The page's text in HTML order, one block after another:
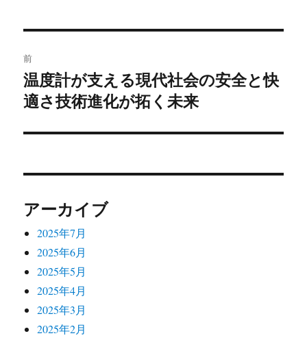
稿
ナ
ビ
シ
ョ
ン
前
前
の
稿:
温度計が支える現代社会の安全と快
適さ技術進化が拓く未来
アーカイブ
2025年7月
2025年6月
2025年5月
2025年4月
2025年3月
2025年2月